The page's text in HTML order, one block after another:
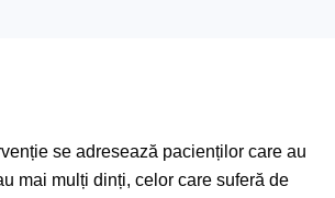
se adresează pacienților care au
mai mulți dinți, celor care suferă de